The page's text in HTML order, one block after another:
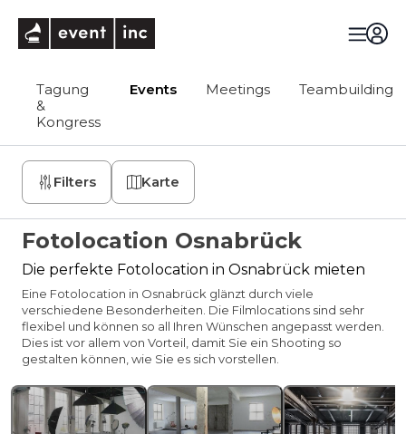
Tagung
&
Kongress
Events Meetings Teambuilding
Filters Karte
Fotolocation Osnabrück
Die perfekte Fotolocation in Osnabrück mieten
Eine Fotolocation in Osnabrück glänzt durch viele
verschiedene Besonderheiten. Die Filmlocations sind sehr
flexibel und können so all Ihren Wünschen angepasst werden.
Dies ist vor allem von Vorteil, damit Sie ein Shooting so
gestalten können, wie Sie es sich vorstellen.